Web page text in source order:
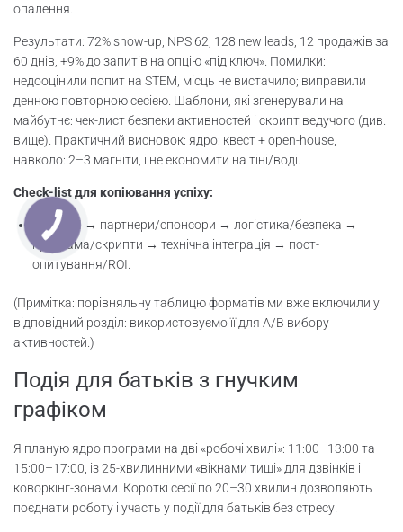
опалення.
Результати: 72% show-up, NPS 62, 128 new leads, 12 продажів за
60 днів, +9% до запитів на опцію «під ключ». Помилки:
недооцінили попит на STEM, місць не вистачило; виправили
денною повторною сесією. Шаблони, які згенерували на
майбутнє: чек-лист безпеки активностей і скрипт ведучого (див.
вище). Практичний висновок: ядро: квест + open-house,
навколо: 2–3 магніти, і не економити на тіні/воді.
Check-list для копіювання успіху:
Цілі і KPI → партнери/спонсори → логістика/безпека →
програма/скрипти → технічна інтеграція → пост-
опитування/ROI.
(Примітка: порівняльну таблицю форматів ми вже включили у
відповідний розділ: використовуємо її для A/B вибору
активностей.)
Подія для батьків з гнучким
графіком
Я планую ядро програми на дві «робочі хвилі»: 11:00–13:00 та
15:00–17:00, із 25-хвилинними «вікнами тиші» для дзвінків і
коворкінг-зонами. Короткі сесії по 20–30 хвилин дозволяють
поєднати роботу і участь у події для батьків без стресу.